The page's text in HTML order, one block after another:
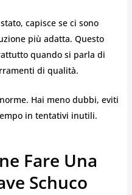
capisce se ci sono
più adatta. Questo
quando si parla di
di qualità.
Hai meno dubbi, eviti
in tentativi inutili.
Fare Una
Schuco